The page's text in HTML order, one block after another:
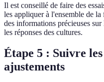
Il est conseillé de faire des
les appliquer à l'ensemble de
des informations précieuses
les réponses des cultures.
Étape 5 : Suivre
ajustements